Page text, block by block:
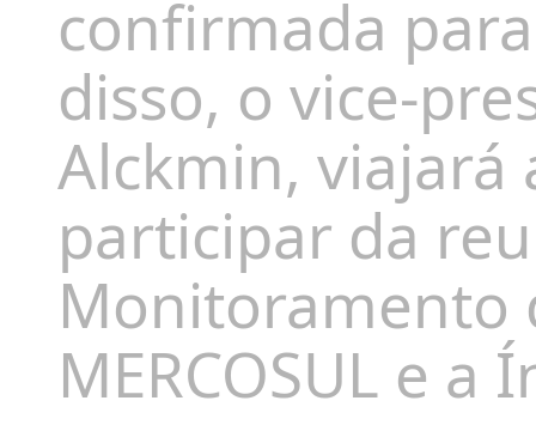
confirmada
disso, o vice-
Alckmin,
participar da
Monitoramento
MERCOSUL e a